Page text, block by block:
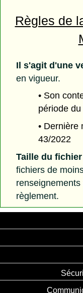
Règles de
Il s'agit d'une
en vigueur.
• Son
période du
• Dernière
43/2022
Taille du
fichiers de
règlement.